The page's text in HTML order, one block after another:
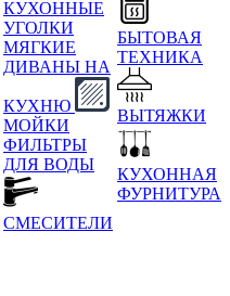
КУХОННЫЕ
УГОЛКИ
МЯГКИЕ
ДИВАНЫ НА
КУХНЮ
МОЙКИ
ФИЛЬТРЫ
ДЛЯ ВОДЫ
СМЕСИТЕЛИ
БЫТОВАЯ
ТЕХНИКА
ВЫТЯЖКИ
КУХОННАЯ
ФУРНИТУРА